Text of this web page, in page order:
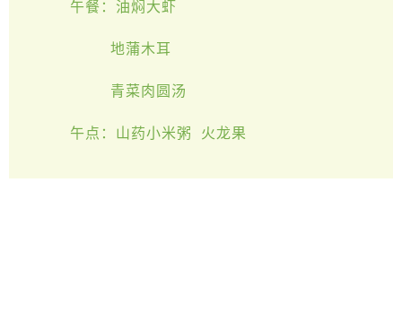
午餐：油焖大虾
地蒲木耳
青菜肉圆汤
午点：山药小米粥 火龙果